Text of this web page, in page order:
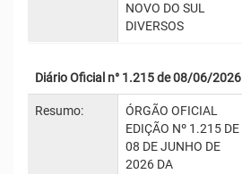
NOVO DO SUL
DIVERSOS
Diário Oficial n° 1.215 de 08/06/2026
Resumo:
ÓRGÃO OFICIAL
EDIÇÃO Nº 1.215 DE
08 DE JUNHO DE
2026 DA